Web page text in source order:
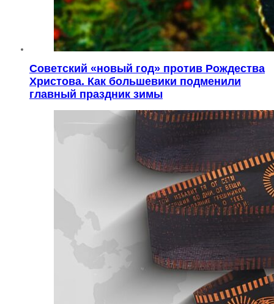
Советский «новый год» против Рождества
Христова. Как большевики подменили
главный праздник зимы